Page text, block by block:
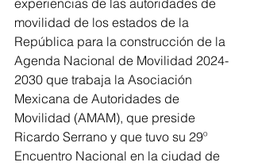
experiencias de las autoridades de
movilidad de los estados de la
República para la construcción de la
Agenda Nacional de Movilidad 2024-
2030 que trabaja la Asociación
Mexicana de Autoridades de
Movilidad (AMAM), que preside
Ricardo Serrano y que tuvo su 29º
Encuentro Nacional en la ciudad de